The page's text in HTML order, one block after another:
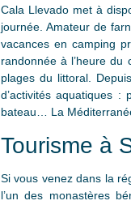
Cala Llevado met à
journée. Amateur de
vacances en camping
randonnée à l’heure
plages du littoral.
d’activités aquatiques
bateau… La
Tourisme à
Si vous venez dans la
l’un des monastères